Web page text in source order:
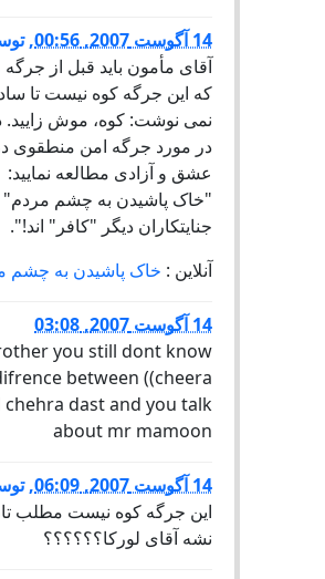
14 آگوست 2007, 00:56 ,
آقای مأمون باید قبل از
که این جرگه کوه نیست تا
نمی نوشت: کوه، موش
در مورد جرگه امن منطقوی
عشق و آزادی مطالعه نمایید:
"خاک پاشیدن به چشم
جنایتکاران دیگر "کافر" اند!".
آنلاین : خاک پاشیدن به چشم
14 آگوست 2007, 03:08
you still dont know
between ((cheera
chehra dast and you talk
about mr mamoon
14 آگوست 2007, 06:09 ,
این جرگه کوه نیست مطلب
نشه آقای لورکا؟؟؟؟؟؟